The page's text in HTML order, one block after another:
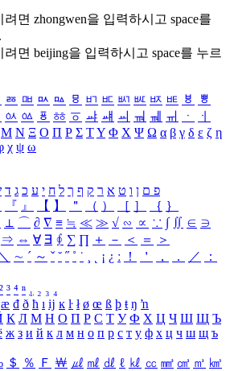
려면 zhongwen을 입력하시고 space를
려면 beijing을 입력하시고 space를 누르
ㅭ ㅮ ㅯ ㅰ ㅱ ㅲ ㅳ ㅴ ㅵ ㅶ ㅷ ㅸ
ㅹ
ㆂ ㆃ ㆄ ㆅ ㆆ ㆇ ㆈ ㆉ ㆊ ㆋ ㆌ ㆍ
ㆎ
Μ Ν Ξ Ο Π Ρ Σ ΤΥ Φ Χ Ψ Ω α β γ δ ε ζ η
χ ψ ω
פ ם ן ו ט א ר ק ף ך ל ח י ע כ ג ד
『 』 【 】 ＂ （ ） ［ ］ ｛ ｝
⊥ ⌒ ∂ ∇ ≡ ≒ ≪ ≫ √ ∽ ∝ ∵ ∫ ∬ ∈ ∋
⇒ ⇔ ∀ ∃ ∮ ∑ ∏ ＋ － ＜ ＝
＞
＼ ∼ ´ ～ ˇ ˘ ˝ ˚ ˙ ¸ ¡ ¿ ː ！ ＇ ， ． ／
：
² ³ ⁴ ⁿ ₁ ₂ ₃ ₄
æ đ ð ħ ı ĳ ĸ ŀ ł ø œ ß þ ŧ ŋ ŉ
К Л М Н О П Р С Т У Ф Х Ц Ч Ш Щ Ъ
ж з и й к л м н о п р с т у ф х ц ч ш щ ъ
＄ ％ Ｆ ￦ ㎕ ㎖ ㎗ ℓ ㎘ ㏄ ㎣ ㎤ ㎥ ㎦